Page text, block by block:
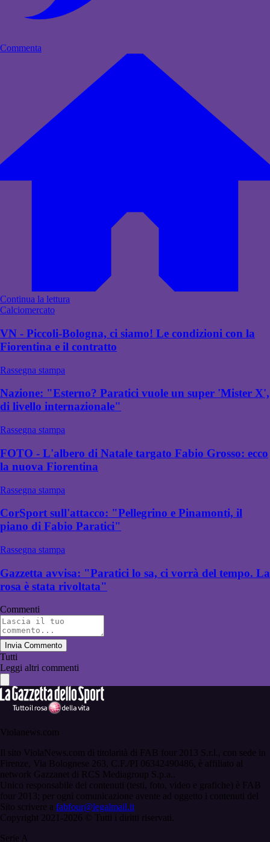
Commenta
Continua la lettura
Calciomercato
VN - Piccoli-Bologna, ci siamo! Le condizioni con la
Fiorentina e il contratto
Rassegna stampa
Nazione: "Esterno? Paratici vuole un super 'Mister X',
di livello internazionale"
Rassegna stampa
FOTO - L'albero di Natale targato Fabio Grosso: ecco
la nuova Fiorentina
Rassegna stampa
CorSport sull'attacco: "Pellegrino e Pinamonti, il
piano di Fabio Paratici"
Rassegna stampa
Gazzetta avvisa: "Paratici lo sa, ci vorrà del tempo. La
rosa è stata rivoltata"
Commenti
Invia Commento
Tutti
Leggi altri commenti
Violanews.com
Il sito ViolaNews.com di titolarità di FAB four 2013 S.r.l., con sede in
Firenze, Via Bolognese 263, C.F./PI 06342490486, è affiliato al
network Gazzanet di RCS Mediagroup S.p.a..
Unico responsabile dei contenuti (testi, foto, video e grafiche) è FAB
four 2013; per ogni comunicazione avente ad oggetto i contenuti del
Sito scrivere a fabfour@legalmail.it
Copyright 2021-2026 © Tutti i diritti riservati.
Serie A